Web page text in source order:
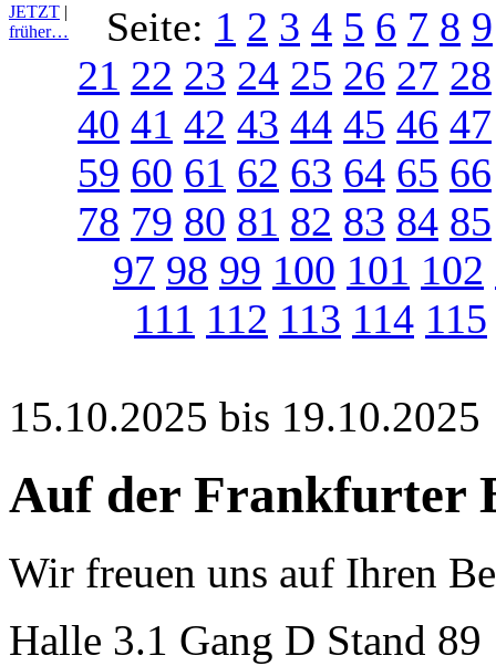
JETZT |
früher…
Seite: 1 2 3 4 5 6 7 8 9
21 22 23 24 25 26 27 28
40 41 42 43 44 45 46 47
59 60 61 62 63 64 65 66
78 79 80 81 82 83 84 85
97 98 99 100 101 102
111 112 113 114 115
15.10.2025 bis 19.10.2025
Auf der Frankfurter
Wir freuen uns auf Ihren
Halle 3.1 Gang D Stand 89